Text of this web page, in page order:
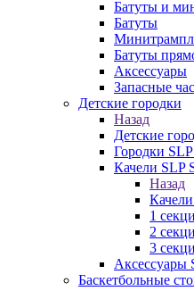
Батуты и
Батуты
Батуты
Аксессуары
Запасные
Детские городки
Назад
Детские
Городки
Качели SLP
Назад
1
2
3
Аксессуары
Баскетбольные